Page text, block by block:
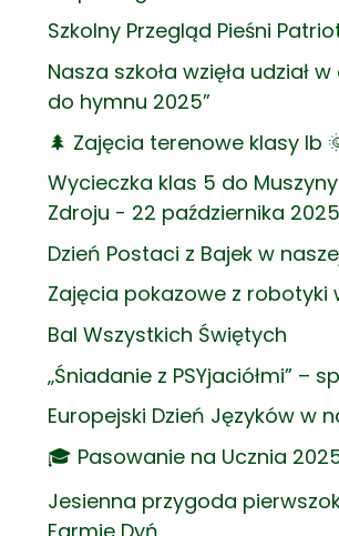
Szkolny Przegląd Pieśni
Nasza szkoła wzięła udział w
do hymnu 2025”
🌲 Zajęcia terenowe klasy Ib
Wycieczka klas 5 do
Zdroju - 22 października
Dzień Postaci z Bajek w
Zajęcia pokazowe z robotyki
Bal Wszystkich Świętych
„Śniadanie z PSYjaciółmi” –
Europejski Dzień Języków w
🎓 Pasowanie na Ucznia
Jesienna przygoda